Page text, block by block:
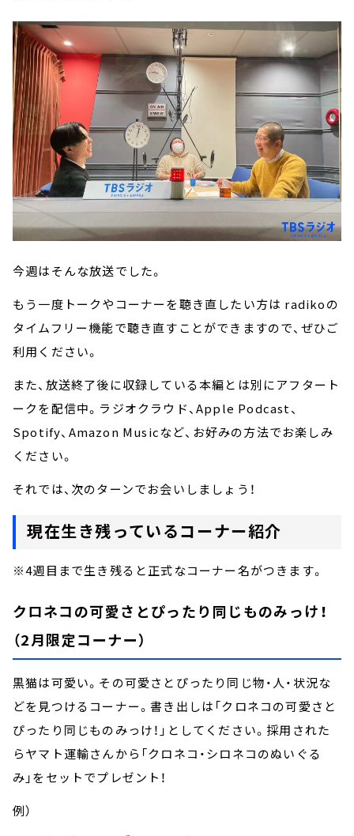
今週はそんな放送でした。
もう一度トークやコーナーを聴き直したい方は radikoの
タイムフリー機能で聴き直すことができますので、ぜひご
利用ください。
また、放送終了後に収録している本編とは別にアフタート
ークを配信中。ラジオクラウド、Apple Podcast、
Spotify、Amazon Musicなど、お好みの方法でお楽しみ
ください。
それでは、次のターンでお会いしましょう！
現在生き残っているコーナー紹介
※4週目まで生き残ると正式なコーナー名がつきます。
クロネコの可愛さとぴったり同じものみっけ！
（2月限定コーナー）
黒猫は可愛い。その可愛さとぴったり同じ物・人・状況な
どを見つけるコーナー。書き出しは「クロネコの可愛さと
ぴったり同じものみっけ！」としてください。採用された
らヤマト運輸さんから「クロネコ・シロネコのぬいぐる
み」をセットでプレゼント！
例）